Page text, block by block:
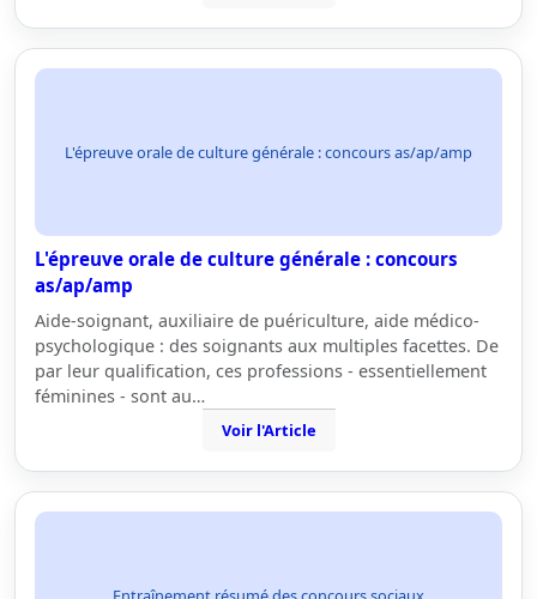
L'épreuve orale de culture générale : concours as/ap/amp
L'épreuve orale de culture générale : concours
as/ap/amp
Aide-soignant, auxiliaire de puériculture, aide médico-
psychologique : des soignants aux multiples facettes. De
par leur qualification, ces professions - essentiellement
féminines - sont au…
Voir l'Article